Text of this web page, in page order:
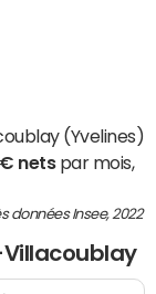
(Yvelines)
netspar mois,
données Insee, 2022
Villacoublay